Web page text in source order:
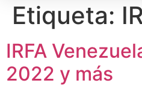
Etiqueta:
IRFA
2022 y más